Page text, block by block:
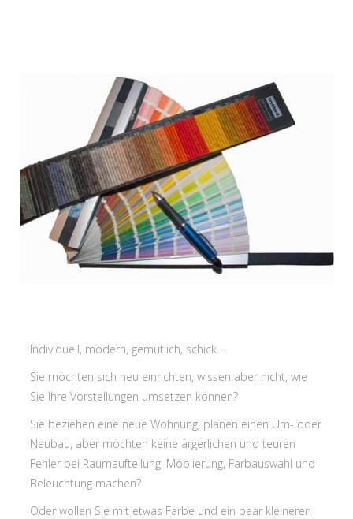
Individuell, modern, gemütlich, schick …
Sie möchten sich neu einrichten, wissen aber nicht, wie
Sie Ihre Vorstellungen umsetzen können?
Sie beziehen eine neue Wohnung, planen einen Um- oder
Neubau, aber möchten keine ärgerlichen und teuren
Fehler bei Raumaufteilung, Möblierung, Farbauswahl und
Beleuchtung machen?
Oder wollen Sie mit etwas Farbe und ein paar kleineren